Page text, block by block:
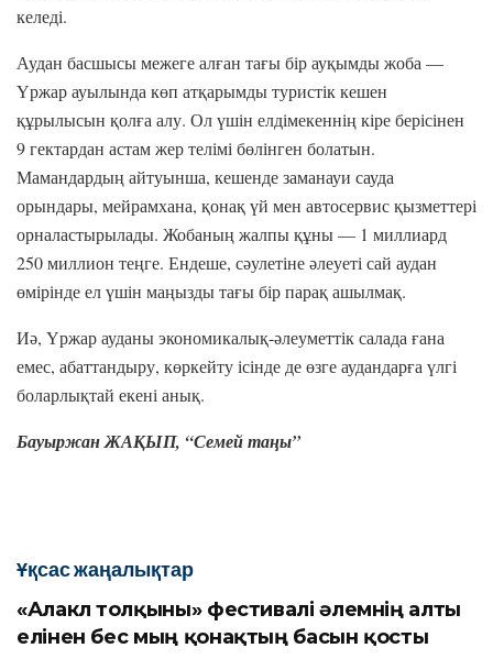
келеді.
Аудан басшысы межеге алған тағы бір ауқымды жоба —
Үржар ауылында көп атқарымды туристік кешен
құрылысын қолға алу. Ол үшін елдімекеннің кіре берісінен
9 гектардан астам жер телімі бөлінген болатын.
Мамандардың айтуынша, кешенде заманауи сауда
орындары, мейрамхана, қонақ үй мен автосервис қызметтері
орналастырылады. Жобаның жалпы құны — 1 миллиард
250 миллион теңге. Ендеше, сәулетіне әлеуеті сай аудан
өмірінде ел үшін маңызды тағы бір парақ ашылмақ.
Иә, Үржар ауданы экономикалық-әлеуметтік салада ғана
емес, абаттандыру, көркейту ісінде де өзге аудандарға үлгі
боларлықтай екені анық.
Бауыржан ЖАҚЫП, “Семей таңы”
Ұқсас жаңалықтар
«Алакөл толқыны» фестивалі әлемнің алты
елінен бес мың қонақтың басын қосты